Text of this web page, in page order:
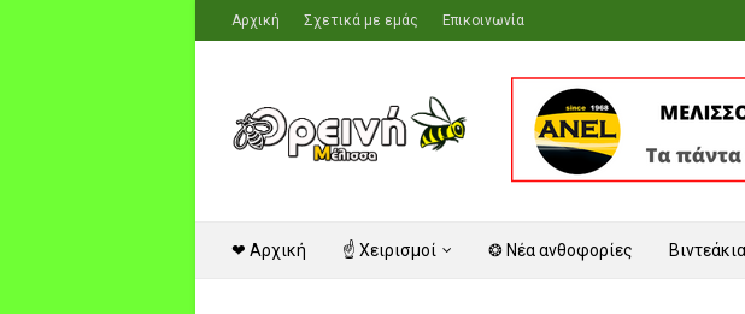
Αρχική Σχετικά με εμάς Επικοινωνία
❤ Αρχική ☝ Χειρισμοί ❂ Νέα ανθοφορίες Βιντεάκια